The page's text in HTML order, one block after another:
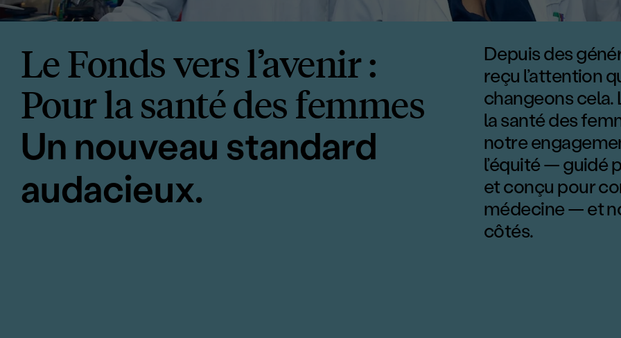
<p>Le Fonds vers
Le Fonds vers l’avenir :
Pour la santé des femmes
Un nouveau standard
audacieux.
Depuis des
reçu l’attention
changeons cela.
la santé des
notre
l’équité — guidé
et conçu pour
médecine — et
côtés.